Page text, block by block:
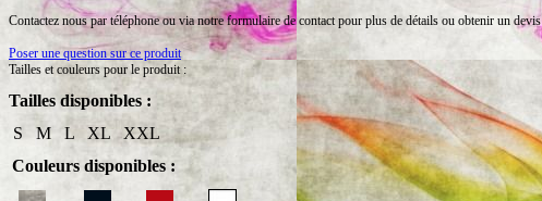
Contactez nous par téléphone ou via notre formulaire de contact pour plus de détails ou obtenir un devis
Poser une question sur ce produit
Tailles et couleurs pour le produit :
Tailles disponibles :
S M L XL XXL
Couleurs disponibles :